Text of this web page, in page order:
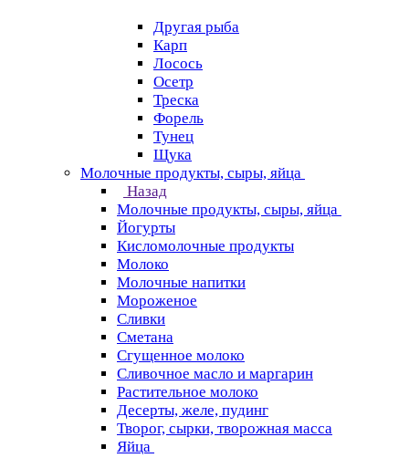
Другая рыба
Карп
Лосось
Осетр
Треска
Форель
Тунец
Щука
Молочные продукты, сыры, яйца
Назад
Молочные продукты, сыры, яйца
Йогурты
Кисломолочные продукты
Молоко
Молочные напитки
Мороженое
Сливки
Сметана
Сгущенное молоко
Сливочное масло и маргарин
Растительное молоко
Десерты, желе, пудинг
Творог, сырки, творожная масса
Яйца